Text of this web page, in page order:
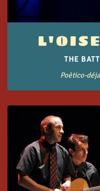
THE
Poètico-